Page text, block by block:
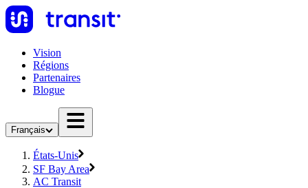
Vision
Régions
Partenaires
Blogue
Français
États-Unis
SF Bay Area
AC Transit